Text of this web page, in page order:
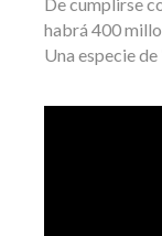
habrá 400
Una especie